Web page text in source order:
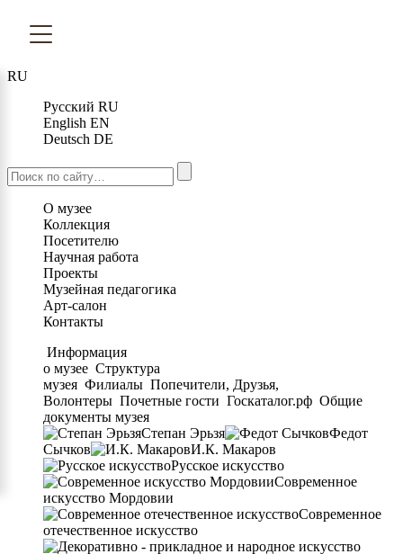
RU
Русский RU
English EN
Deutsch DE
О музее
Коллекция
Посетителю
Научная работа
Проекты
Музейная педагогика
Арт-салон
Контакты
Информация
о музее Структура
музея Филиалы Попечители, Друзья,
Волонтеры Почетные гости Госкаталог.рф Общие
документы музея
Степан Эрьзя
Федот
Сычков
И.К. Макаров
Русское искусство
Современное
искусство Мордовии
Современное
отечественное искусство